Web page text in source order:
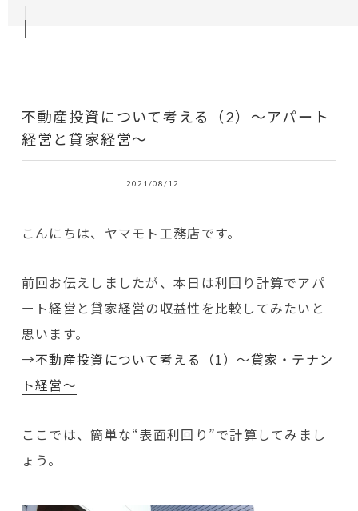
不動産投資について考える（2）～アパート
経営と貸家経営～
2021/08/12
こんにちは、ヤマモト工務店です。
前回お伝えしましたが、本日は利回り計算でアパ
ート経営と貸家経営の収益性を比較してみたいと
思います。
→不動産投資について考える（1）～貸家・テナン
ト経営～
ここでは、簡単な“表面利回り”で計算してみまし
ょう。